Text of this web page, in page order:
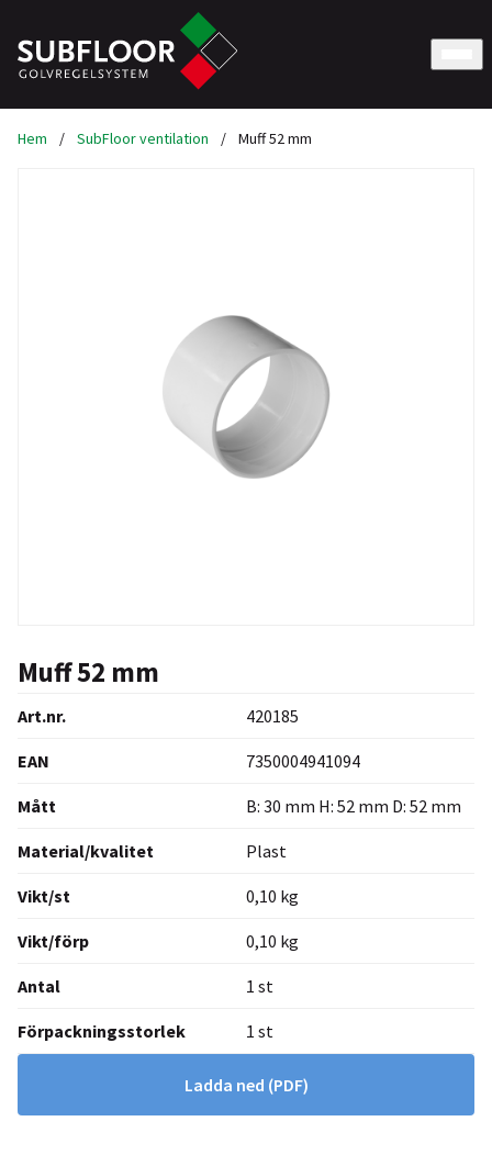
Hem / SubFloor ventilation / Muff 52 mm
Muff 52 mm
Art.nr. 420185
EAN 7350004941094
Mått B: 30 mm H: 52 mm D: 52 mm
Material/kvalitet Plast
Vikt/st 0,10 kg
Vikt/förp 0,10 kg
Antal 1 st
Förpackningsstorlek 1 st
Ladda ned (PDF)